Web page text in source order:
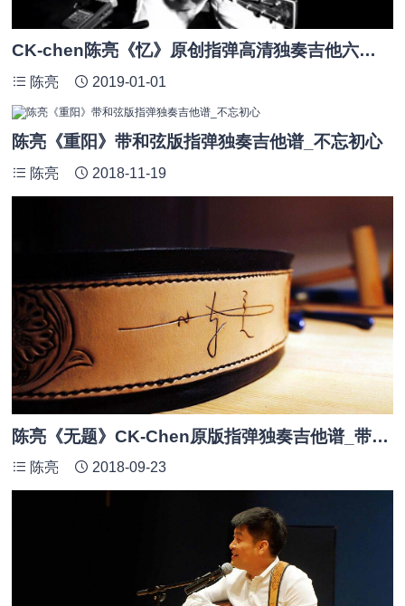
CK-chen陈亮《忆》原创指弹高清独奏吉他六线谱_附教学视频
陈亮 2019-01-01
陈亮《重阳》带和弦版指弹独奏吉他谱_不忘初心
陈亮 2018-11-19
陈亮《无题》CK-Chen原版指弹独奏吉他谱_带和弦版
陈亮 2018-09-23